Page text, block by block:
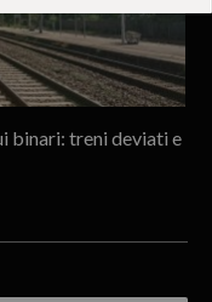
binari: treni deviati e